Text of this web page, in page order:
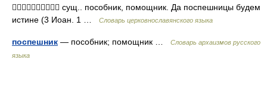
 сущ.. пособник, помощник. Да поспешницы будем
истине (3 Иоан. 1 …
Словарь церковнославянского языка
поспешник — пособник; помощник …
Cловарь архаизмов русского
языка